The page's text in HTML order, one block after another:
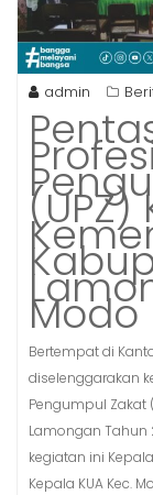
admin
Modo
Bertempat di
diselenggarakan
Pengumpul Zakat
Lamongan Tahun
kegiatan ini
Kepala KUA Kec.